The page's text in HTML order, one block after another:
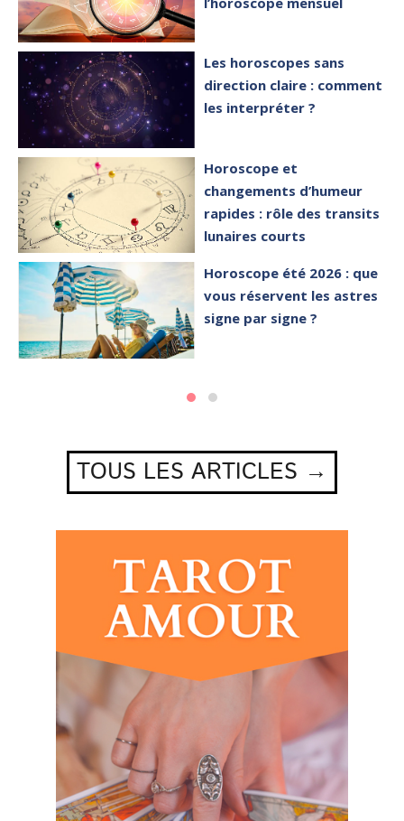
Les horoscopes sans
direction claire : comment
les interpréter ?
Horoscope et
changements d’humeur
rapides : rôle des transits
lunaires courts
Horoscope été 2026 : que
vous réservent les astres
signe par signe ?
TOUS LES ARTICLES →